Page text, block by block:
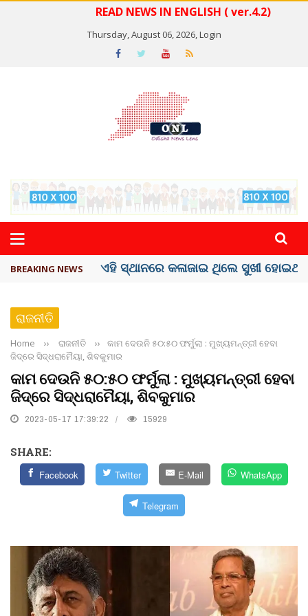
READ NEWS IN ENGLISH ( ver.4.2)
Thursday, August 06, 2026,Login
BREAKING NEWS ଦେଶରେ ପ୍ଲାଷ୍ଟିକ୍ ନୋଟ୍‌ ପ୍ରଚଳନ ...
ରାଜନୀତି
Home ›› ରାଜନୀତି ››
କାମ ଦେଉନି ୫୦:୫୦ ଫର୍ମୁଲା : ମୁଖ୍ୟମନ୍ତ୍ରୀ ହେବା
ଜିଦ୍‌ରେ ସିଦ୍ଧରାମୈୟା, ଶିବକୁମାର
କାମ ଦେଉନି ୫୦:୫୦ ଫର୍ମୁଲା : ମୁଖ୍ୟମନ୍ତ୍ରୀ ହେବା
ଜିଦ୍‌ରେ ସିଦ୍ଧରାମୈୟା, ଶିବକୁମାର
2023-05-17 17:39:22 15929
SHARE:
Facebook Twitter E-Mail WhatsApp
Telegram